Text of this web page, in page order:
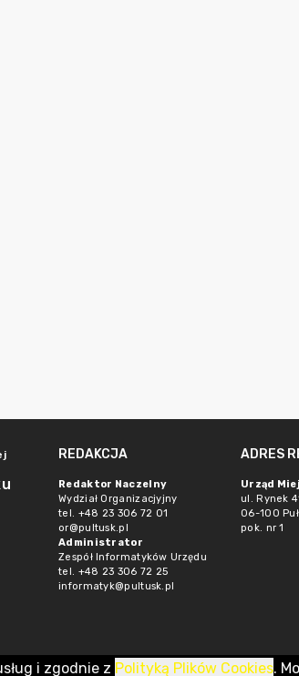
REDAKCJA
Redaktor Naczelny
Wydział Organizacjyjny
tel. +48 23 306 72 01
or@pultusk.pl
Administrator
Zespół Informatyków Urzędu
tel. +48 23 306 72 25
informatyk@pultusk.pl
ADRES
Urząd
ul. Rynek
06-100
pok. nr 1
i zgodnie z Polityką Plików Cookies.